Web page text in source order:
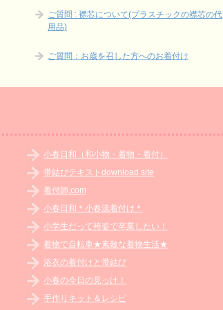
ご質問 : 襟芯について(プラスチックの襟芯の代
用品)
ご質問：お歳を召した方へのお着付け
小春日和（和小物・着物・着付）
帯結びテキストdownload site
着付師.com
小春日和＊小春流着付け＊
小学生だって袴姿で卒業したい！
着物で自転車★素敵な着物生活★
浴衣の着付けと帯結び
小春の今日の見っけ！
手作りキット＆レシピ